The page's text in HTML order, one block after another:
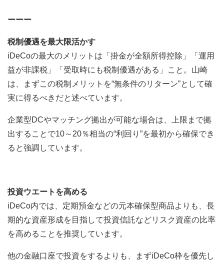
ーーー
税制優遇を最大限活かす
iDeCoの最大のメリットは「掛金が全額所得控除」「運用
益が非課税」「受取時にも税制優遇がある」こと。山崎
は、まずこの税制メリットを“無条件のリターン”として確
実に得るべきだと述べています。
企業型DCやマッチング拠出が可能な場合は、上限まで拠
出することで10～20％相当の“利回り”を最初から確保でき
ると強調しています。
投資ウエートを高める
iDeCo内では、定期預金などの元本確保型商品よりも、長
期的な資産形成を目指して投資信託などリスク資産の比率
を高めることを推奨しています。
他の金融口座で投資をするよりも、まずiDeCo枠を優先し